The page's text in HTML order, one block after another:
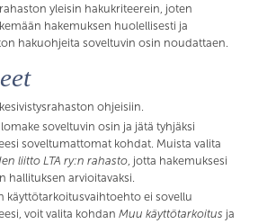
yleisin hakukriteerein, joten
hakemuksen huolellisesti ja
hakuohjeita soveltuvin osin noudattaen.
ohjeisiin.
soveltuvin osin ja jätä tyhjäksi
soveltumattomat kohdat. Muista valita
liitto LTA ry:n rahasto , jotta hakemuksesi
hallituksen arvioitavaksi.
käyttötarkoitusvaihtoehto ei sovellu
voit valita kohdanMuu käyttötarkoitus ja